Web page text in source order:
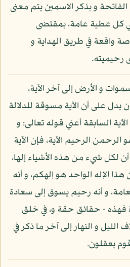
و بذكر الاسمين يتم معنى
كل عطية عامة، بمقتضى
واقعة في طريق الهداية و
رحيميته.
و الأرض إلى آخر الآية،
يدل على أن الآية مسوقة للدلالة
السابقة أعني قوله تعالى: و
الرحمن الرحيم الآية، فإن الآية
لكل شيء من هذه الأشياء إلها،
الإله الواحد هو إلهكم، و أنه
و أنه رحيم يسوق إلى سعادة
فهذه - حقائق حقة و، في خلق
و النهار إلى آخر ما ذكر في
قوم يعقلون.